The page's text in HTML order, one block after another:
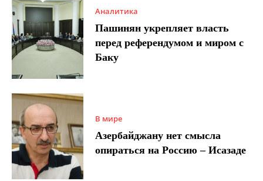
Аналитика
Пашинян укрепляет власть
перед референдумом и миром с
Баку
В мире
Азербайджану нет смысла
опираться на Россию – Исазаде